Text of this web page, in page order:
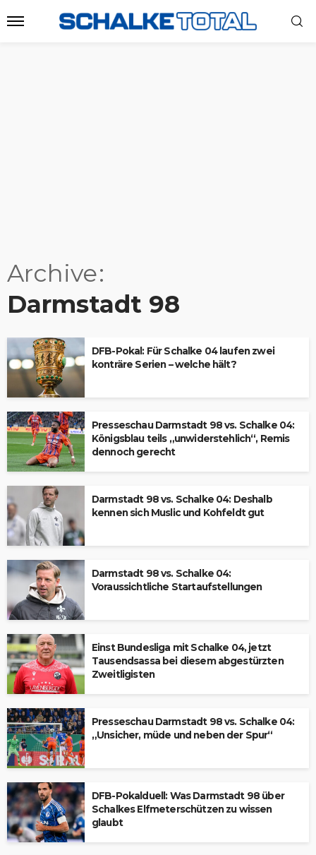
Archive
Darmstadt 98
DFB-Pokal: Für Schalke 04 laufen zwei
konträre Serien – welche hält?
Presseschau Darmstadt 98 vs. Schalke 04:
Königsblau teils „unwiderstehlich“, Remis
dennoch gerecht
Darmstadt 98 vs. Schalke 04: Deshalb
kennen sich Muslic und Kohfeldt gut
Darmstadt 98 vs. Schalke 04:
Voraussichtliche Startaufstellungen
Einst Bundesliga mit Schalke 04, jetzt
Tausendsassa bei diesem abgestürzten
Zweitligisten
Presseschau Darmstadt 98 vs. Schalke 04:
„Unsicher, müde und neben der Spur“
DFB-Pokalduell: Was Darmstadt 98 über
Schalkes Elfmeterschützen zu wissen
glaubt